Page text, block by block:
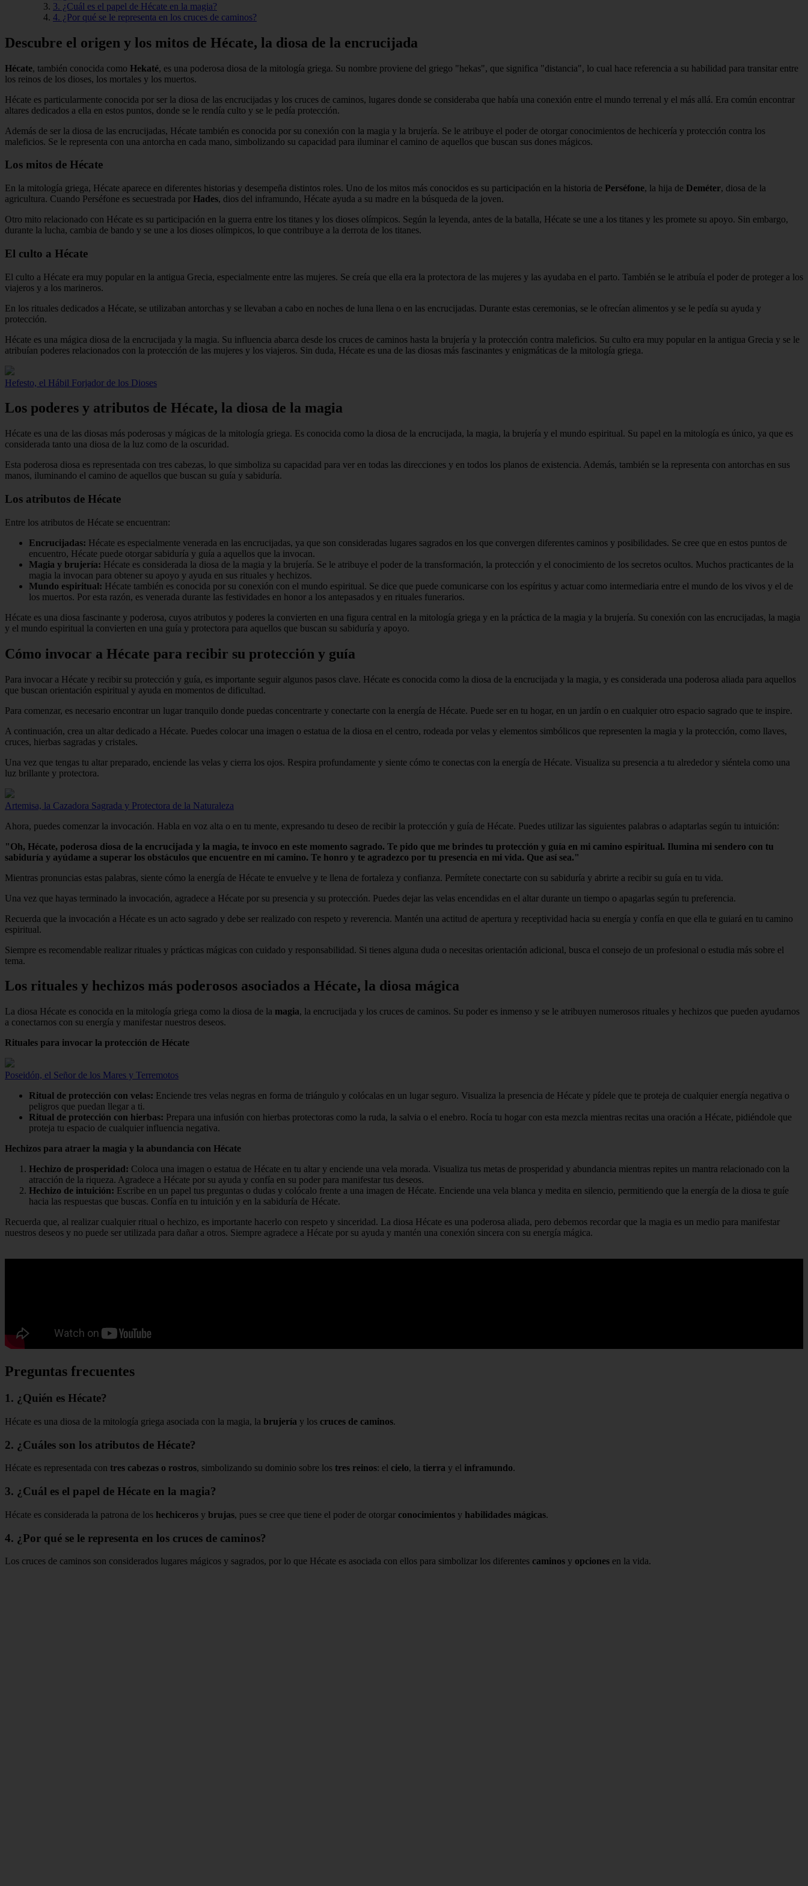
3. ¿Cuál es el papel de Hécate en la magia?
4. ¿Por qué se le representa en los cruces de caminos?
Descubre el origen y los mitos de Hécate, la diosa de la encrucijada
Hécate, también conocida como Hekaté, es una poderosa diosa de la mitología griega. Su nombre proviene del griego "hekas", que significa "distancia", lo cual hace referencia a su habilidad para transitar entre
los reinos de los dioses, los mortales y los muertos.
Hécate es particularmente conocida por ser la diosa de las encrucijadas y los cruces de caminos, lugares donde se consideraba que había una conexión entre el mundo terrenal y el más allá. Era común encontrar
altares dedicados a ella en estos puntos, donde se le rendía culto y se le pedía protección.
Además de ser la diosa de las encrucijadas, Hécate también es conocida por su conexión con la magia y la brujería. Se le atribuye el poder de otorgar conocimientos de hechicería y protección contra los
maleficios. Se le representa con una antorcha en cada mano, simbolizando su capacidad para iluminar el camino de aquellos que buscan sus dones mágicos.
Los mitos de Hécate
En la mitología griega, Hécate aparece en diferentes historias y desempeña distintos roles. Uno de los mitos más conocidos es su participación en la historia de Perséfone, la hija de Deméter, diosa de la
agricultura. Cuando Perséfone es secuestrada por Hades, dios del inframundo, Hécate ayuda a su madre en la búsqueda de la joven.
Otro mito relacionado con Hécate es su participación en la guerra entre los titanes y los dioses olímpicos. Según la leyenda, antes de la batalla, Hécate se une a los titanes y les promete su apoyo. Sin embargo,
durante la lucha, cambia de bando y se une a los dioses olímpicos, lo que contribuye a la derrota de los titanes.
El culto a Hécate
El culto a Hécate era muy popular en la antigua Grecia, especialmente entre las mujeres. Se creía que ella era la protectora de las mujeres y las ayudaba en el parto. También se le atribuía el poder de proteger a los
viajeros y a los marineros.
En los rituales dedicados a Hécate, se utilizaban antorchas y se llevaban a cabo en noches de luna llena o en las encrucijadas. Durante estas ceremonias, se le ofrecían alimentos y se le pedía su ayuda y
protección.
Hécate es una mágica diosa de la encrucijada y la magia. Su influencia abarca desde los cruces de caminos hasta la brujería y la protección contra maleficios. Su culto era muy popular en la antigua Grecia y se le
atribuían poderes relacionados con la protección de las mujeres y los viajeros. Sin duda, Hécate es una de las diosas más fascinantes y enigmáticas de la mitología griega.
Hefesto, el Hábil Forjador de los Dioses
Los poderes y atributos de Hécate, la diosa de la magia
Hécate es una de las diosas más poderosas y mágicas de la mitología griega. Es conocida como la diosa de la encrucijada, la magia, la brujería y el mundo espiritual. Su papel en la mitología es único, ya que es
considerada tanto una diosa de la luz como de la oscuridad.
Esta poderosa diosa es representada con tres cabezas, lo que simboliza su capacidad para ver en todas las direcciones y en todos los planos de existencia. Además, también se la representa con antorchas en sus
manos, iluminando el camino de aquellos que buscan su guía y sabiduría.
Los atributos de Hécate
Entre los atributos de Hécate se encuentran:
Encrucijadas: Hécate es especialmente venerada en las encrucijadas, ya que son consideradas lugares sagrados en los que convergen diferentes caminos y posibilidades. Se cree que en estos puntos de
encuentro, Hécate puede otorgar sabiduría y guía a aquellos que la invocan.
Magia y brujería: Hécate es considerada la diosa de la magia y la brujería. Se le atribuye el poder de la transformación, la protección y el conocimiento de los secretos ocultos. Muchos practicantes de la
magia la invocan para obtener su apoyo y ayuda en sus rituales y hechizos.
Mundo espiritual: Hécate también es conocida por su conexión con el mundo espiritual. Se dice que puede comunicarse con los espíritus y actuar como intermediaria entre el mundo de los vivos y el de
los muertos. Por esta razón, es venerada durante las festividades en honor a los antepasados y en rituales funerarios.
Hécate es una diosa fascinante y poderosa, cuyos atributos y poderes la convierten en una figura central en la mitología griega y en la práctica de la magia y la brujería. Su conexión con las encrucijadas, la magia
y el mundo espiritual la convierten en una guía y protectora para aquellos que buscan su sabiduría y apoyo.
Cómo invocar a Hécate para recibir su protección y guía
Para invocar a Hécate y recibir su protección y guía, es importante seguir algunos pasos clave. Hécate es conocida como la diosa de la encrucijada y la magia, y es considerada una poderosa aliada para aquellos
que buscan orientación espiritual y ayuda en momentos de dificultad.
Para comenzar, es necesario encontrar un lugar tranquilo donde puedas concentrarte y conectarte con la energía de Hécate. Puede ser en tu hogar, en un jardín o en cualquier otro espacio sagrado que te inspire.
A continuación, crea un altar dedicado a Hécate. Puedes colocar una imagen o estatua de la diosa en el centro, rodeada por velas y elementos simbólicos que representen la magia y la protección, como llaves,
cruces, hierbas sagradas y cristales.
Una vez que tengas tu altar preparado, enciende las velas y cierra los ojos. Respira profundamente y siente cómo te conectas con la energía de Hécate. Visualiza su presencia a tu alrededor y siéntela como una
luz brillante y protectora.
Artemisa, la Cazadora Sagrada y Protectora de la Naturaleza
Ahora, puedes comenzar la invocación. Habla en voz alta o en tu mente, expresando tu deseo de recibir la protección y guía de Hécate. Puedes utilizar las siguientes palabras o adaptarlas según tu intuición:
"Oh, Hécate, poderosa diosa de la encrucijada y la magia, te invoco en este momento sagrado. Te pido que me brindes tu protección y guía en mi camino espiritual. Ilumina mi sendero con tu
sabiduría y ayúdame a superar los obstáculos que encuentre en mi camino. Te honro y te agradezco por tu presencia en mi vida. Que así sea."
Mientras pronuncias estas palabras, siente cómo la energía de Hécate te envuelve y te llena de fortaleza y confianza. Permítete conectarte con su sabiduría y abrirte a recibir su guía en tu vida.
Una vez que hayas terminado la invocación, agradece a Hécate por su presencia y su protección. Puedes dejar las velas encendidas en el altar durante un tiempo o apagarlas según tu preferencia.
Recuerda que la invocación a Hécate es un acto sagrado y debe ser realizado con respeto y reverencia. Mantén una actitud de apertura y receptividad hacia su energía y confía en que ella te guiará en tu camino
espiritual.
Siempre es recomendable realizar rituales y prácticas mágicas con cuidado y responsabilidad. Si tienes alguna duda o necesitas orientación adicional, busca el consejo de un profesional o estudia más sobre el
tema.
Los rituales y hechizos más poderosos asociados a Hécate, la diosa mágica
La diosa Hécate es conocida en la mitología griega como la diosa de la magia, la encrucijada y los cruces de caminos. Su poder es inmenso y se le atribuyen numerosos rituales y hechizos que pueden ayudarnos
a conectarnos con su energía y manifestar nuestros deseos.
Rituales para invocar la protección de Hécate
Poseidón, el Señor de los Mares y Terremotos
Ritual de protección con velas: Enciende tres velas negras en forma de triángulo y colócalas en un lugar seguro. Visualiza la presencia de Hécate y pídele que te proteja de cualquier energía negativa o
peligros que puedan llegar a ti.
Ritual de protección con hierbas: Prepara una infusión con hierbas protectoras como la ruda, la salvia o el enebro. Rocía tu hogar con esta mezcla mientras recitas una oración a Hécate, pidiéndole que
proteja tu espacio de cualquier influencia negativa.
Hechizos para atraer la magia y la abundancia con Hécate
Hechizo de prosperidad: Coloca una imagen o estatua de Hécate en tu altar y enciende una vela morada. Visualiza tus metas de prosperidad y abundancia mientras repites un mantra relacionado con la
atracción de la riqueza. Agradece a Hécate por su ayuda y confía en su poder para manifestar tus deseos.
Hechizo de intuición: Escribe en un papel tus preguntas o dudas y colócalo frente a una imagen de Hécate. Enciende una vela blanca y medita en silencio, permitiendo que la energía de la diosa te guíe
hacia las respuestas que buscas. Confía en tu intuición y en la sabiduría de Hécate.
Recuerda que, al realizar cualquier ritual o hechizo, es importante hacerlo con respeto y sinceridad. La diosa Hécate es una poderosa aliada, pero debemos recordar que la magia es un medio para manifestar
nuestros deseos y no puede ser utilizada para dañar a otros. Siempre agradece a Hécate por su ayuda y mantén una conexión sincera con su energía mágica.
Preguntas frecuentes
1. ¿Quién es Hécate?
Hécate es una diosa de la mitología griega asociada con la magia, la brujería y los cruces de caminos.
2. ¿Cuáles son los atributos de Hécate?
Hécate es representada con tres cabezas o rostros, simbolizando su dominio sobre los tres reinos: el cielo, la tierra y el inframundo.
3. ¿Cuál es el papel de Hécate en la magia?
Hécate es considerada la patrona de los hechiceros y brujas, pues se cree que tiene el poder de otorgar conocimientos y habilidades mágicas.
4. ¿Por qué se le representa en los cruces de caminos?
Los cruces de caminos son considerados lugares mágicos y sagrados, por lo que Hécate es asociada con ellos para simbolizar los diferentes caminos y opciones en la vida.